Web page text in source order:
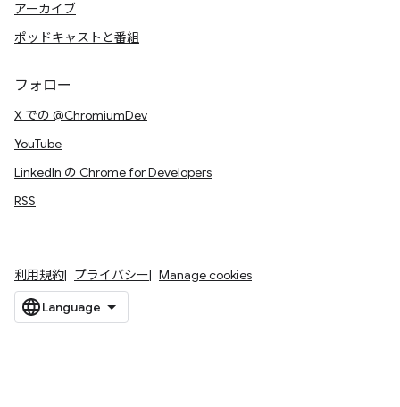
アーカイブ
ポッドキャストと番組
フォロー
X での @ChromiumDev
YouTube
LinkedIn の Chrome for Developers
RSS
利用規約 プライバシー Manage cookies